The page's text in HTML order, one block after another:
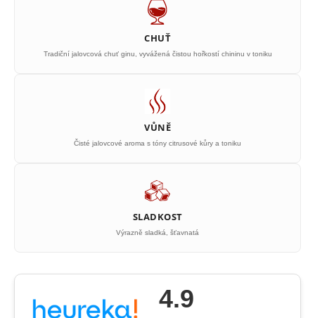
CHUŤ
Tradiční jalovcová chuť ginu, vyvážená čistou hořkostí chininu v toniku
VŮNĚ
Čisté jalovcové aroma s tóny citrusové kůry a toniku
SLADKOST
Výrazně sladká, šťavnatá
4.9